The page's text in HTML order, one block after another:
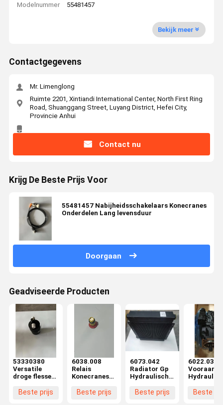
Modelnummer 55481457
Bekijk meer
Contactgegevens
Mr. Limenglong
Ruimte 2201, Xintiandi International Center, North First Ring
Road, Shuanggang Street, Luyang District, Hefei City,
Provincie Anhui
Contact nu
Krijg De Beste Prijs Voor
55481457 Nabijheidsschakelaars Konecranes
Onderdelen Lang levensduur
Doorgaan
Geadviseerde Producten
53330380
Versatile
droge flessen
Lift Truck
Beste prijs
6038.008
Relais
Konecranes
Stacker Parts
Beste prijs
6073.042
Radiator Gp
Hydraulische
Konecranes
Beste prijs
6022.037
Energie-
Beste